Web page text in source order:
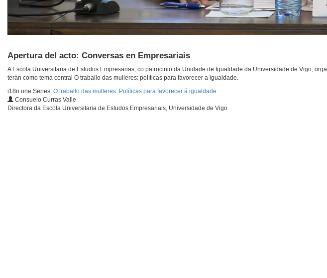
Apertura del acto: Conversas en Empresariais
A Escola Universitaria de Estudos Empresarias, co patrocinio da Unidade de Igualdade da Universidade de Vigo,
terán como tema central O traballo das mulleres: políticas para favorecer a igualdade.
i18n.one.Series: O traballo das mulleres: Políticas para favorecer á igualdade
Consuelo Curras Valle
Directora da Escola Universitaria de Estudos Empresariais, Universidade de Vigo